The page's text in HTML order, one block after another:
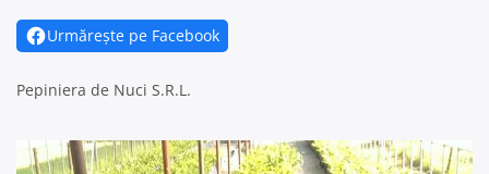
Urmărește pe Facebook
Pepiniera de Nuci S.R.L.